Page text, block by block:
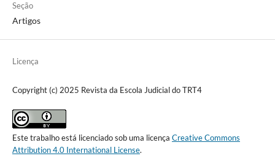
Seção
Artigos
Licença
Copyright (c) 2025 Revista da Escola Judicial do TRT4
Este trabalho está licenciado sob uma licença Creative Commons
Attribution 4.0 International License.